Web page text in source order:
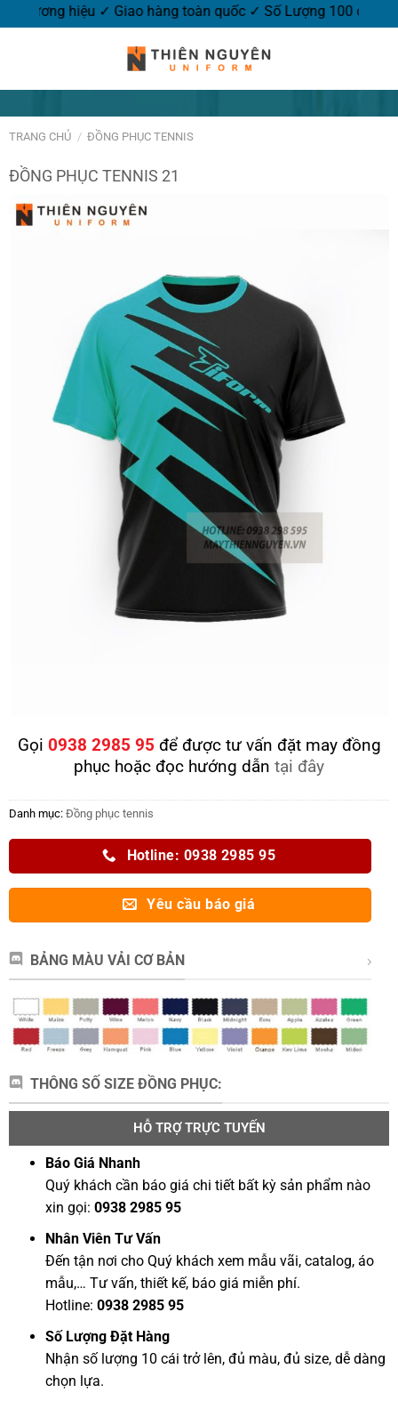
logo thương hiệu ✓ Giao hàng toàn quốc ✓ Số Lượng 100
TRANG CHỦ / ĐỒNG PHỤC TENNIS
ĐỒNG PHỤC TENNIS 21
Gọi 0938 2985 95 để được tư vấn đặt may đồng
phục hoặc đọc hướng dẫn tại đây
Danh mục: Đồng phục tennis
Hotline: 0938 2985 95
Yêu cầu báo giá
BẢNG MÀU VẢI CƠ BẢN
THÔNG SỐ SIZE ĐỒNG PHỤC:
HỖ TRỢ TRỰC TUYẾN
Báo Giá Nhanh
Quý khách cần báo giá chi tiết bất kỳ sản phẩm nào
xin gọi:0938 2985 95
Nhân Viên Tư Vấn
Đến tận nơi cho Quý khách xem mẫu vãi, catalog, áo
mẫu,… Tư vấn, thiết kế, báo giá miễn phí.
Hotline: 0938 2985 95
Số Lượng Đặt Hàng
Nhận số lượng 10 cái trở lên, đủ màu, đủ size, dễ dàng
chọn lựa.